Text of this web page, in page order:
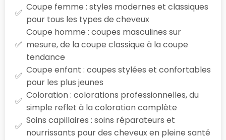
Coupe femme : styles modernes et classiques
pour tous les types de cheveux
Coupe homme : coupes masculines sur
mesure, de la coupe classique à la coupe
tendance
Coupe enfant : coupes stylées et confortables
pour les plus jeunes
Coloration : colorations professionnelles, du
simple reflet à la coloration complète
Soins capillaires : soins réparateurs et
nourrissants pour des cheveux en pleine santé